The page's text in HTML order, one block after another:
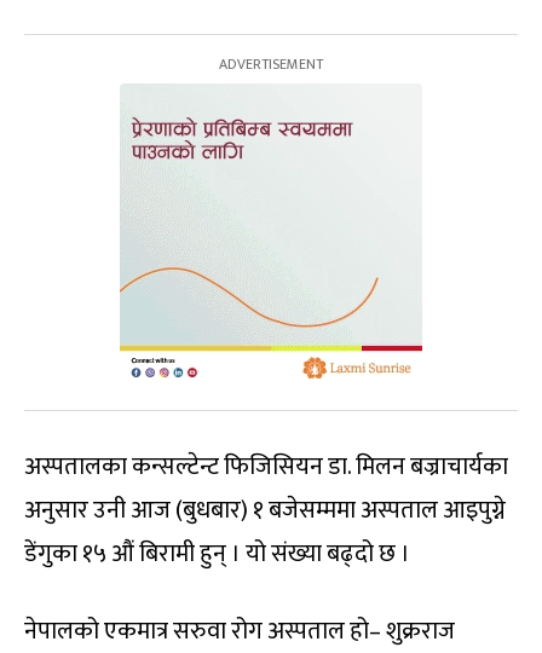
अस्पतालका कन्सल्टेन्ट फिजिसियन डा. मिलन बज्राचार्यका
अनुसार उनी आज (बुधबार) १ बजेसम्ममा अस्पताल आइपुग्ने
डेंगुका १५ औं बिरामी हुन् । यो संख्या बढ्दो छ ।
नेपालको एकमात्र सरुवा रोग अस्पताल हो– शुक्रराज